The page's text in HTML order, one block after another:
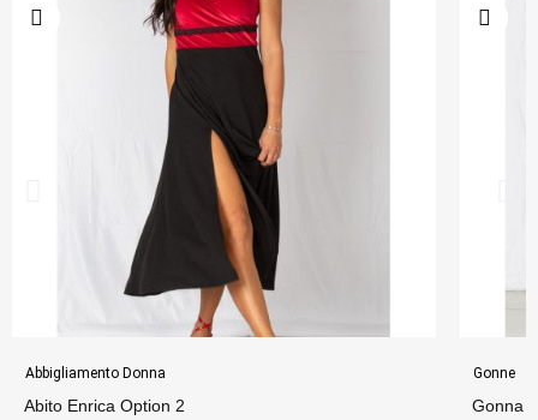
Abbigliamento Donna
Abito Enrica Option 2
Gonne
Gonna